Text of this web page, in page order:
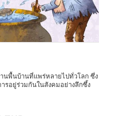
นพื้นบ้านที่แพร่หลายไปทั่วโลก ซึ่ง
รอยู่ร่วมกันในสังคมอย่างลึกซึ้ง